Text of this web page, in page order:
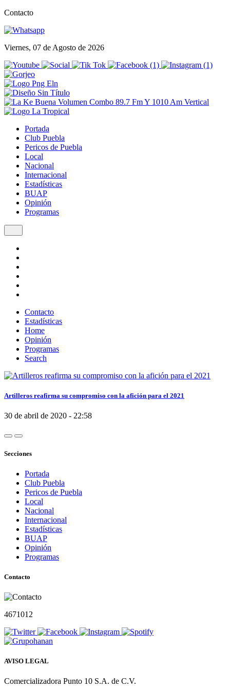
Contacto
Viernes, 07 de Agosto de 2026
Portada
Club Puebla
Pericos de Puebla
Local
Nacional
Internacional
Estadísticas
BUAP
Opinión
Programas
Contacto
Estadísticas
Home
Opinión
Programas
Search
Artilleros reafirma su compromiso con la afición para el 2021
30 de abril de 2020 - 22:58
Secciones
Portada
Club Puebla
Pericos de Puebla
Local
Nacional
Internacional
Estadísticas
BUAP
Opinión
Programas
Contacto
4671012
AVISO LEGAL
Comercializadora Punto 10 S.A. de C.V.